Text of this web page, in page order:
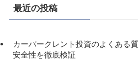
最近の投稿
カーパークレント投資のよくある
安全性を徹底検証